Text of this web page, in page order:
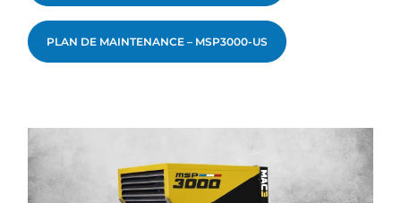
PLAN DE MAINTENANCE – MSP3000-US